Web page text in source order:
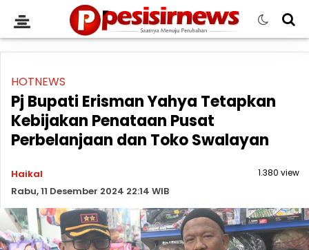
HOTNEWS
Pj Bupati Erisman Yahya Tetapkan
Kebijakan Penataan Pusat
Perbelanjaan dan Toko Swalayan
Haikal
Rabu, 11 Desember 2024 22:14 WIB
1.380 view